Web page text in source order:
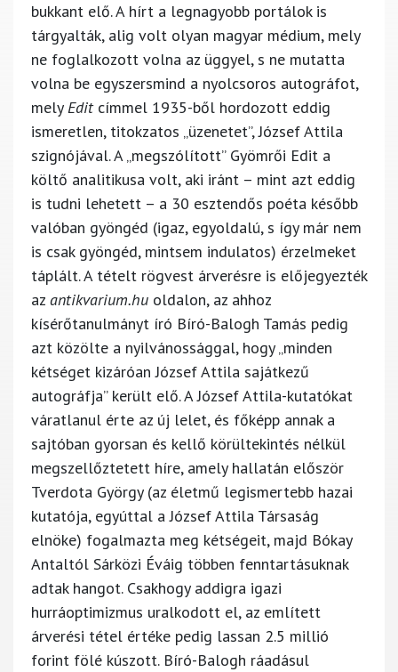
bukkant elő. A hírt a legnagyobb portálok is
tárgyalták, alig volt olyan magyar médium, mely
ne foglalkozott volna az üggyel, s ne mutatta
volna be egyszersmind a nyolcsoros autográfot,
melyEdit címmel 1935-ből hordozott eddig
ismeretlen, titokzatos „üzenetet”, József Attila
szignójával. A „megszólított” Gyömrői Edit a
költő analitikusa volt, aki iránt – mint azt eddig
is tudni lehetett – a 30 esztendős poéta később
valóban gyöngéd (igaz, egyoldalú, s így már nem
is csak gyöngéd, mintsem indulatos) érzelmeket
táplált. A tételt rögvest árverésre is előjegyezték
az antikvarium.hu oldalon, az ahhoz
kísérőtanulmányt író Bíró-Balogh Tamás pedig
azt közölte a nyilvánossággal, hogy „minden
kétséget kizáróan József Attila sajátkezű
autográfja” került elő. A József Attila-kutatókat
váratlanul érte az új lelet, és főképp annak a
sajtóban gyorsan és kellő körültekintés nélkül
megszellőztetett híre, amely hallatán először
Tverdota György (az életmű legismertebb hazai
kutatója, egyúttal a József Attila Társaság
elnöke) fogalmazta meg kétségeit, majd Bókay
Antaltól Sárközi Éváig többen fenntartásuknak
adtak hangot. Csakhogy addigra igazi
hurráoptimizmus uralkodott el, az említett
árverési tétel értéke pedig lassan 2.5 millió
forint fölé kúszott. Bíró-Balogh ráadásul